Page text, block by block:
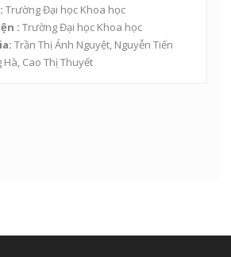
Trường Đại học Khoa học
: Trường Đại học Khoa học
Trần Thị Ánh Nguyệt, Nguyễn Tiến
Hà, Cao Thị Thuyết